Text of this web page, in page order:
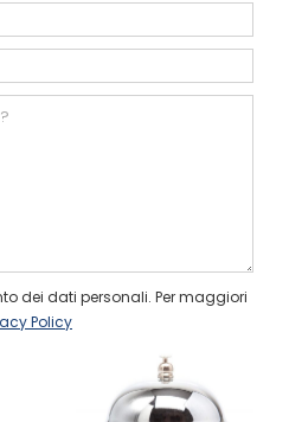
dei dati personali. Per maggiori
Policy